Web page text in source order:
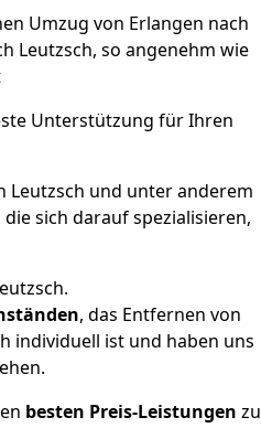
Umzug von Erlangen nach
Leutzsch, so angenehm wie
Unterstützung für Ihren
Leutzsch und unter anderem
sich darauf spezialisieren,
, das Entfernen von
individuell ist und haben uns
besten Preis-Leistungen zu